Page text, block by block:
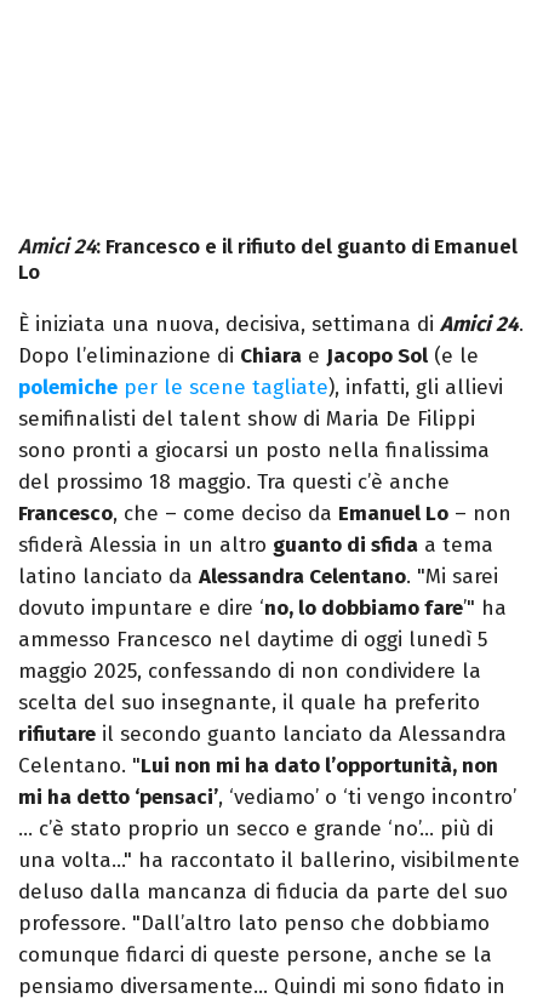
Amici 24: Francesco e il rifiuto del guanto di Emanuel
Lo
È iniziata una nuova, decisiva, settimana di Amici 24.
Dopo l’eliminazione di Chiara e Jacopo Sol (e le
polemiche per le scene tagliate), infatti, gli allievi
semifinalisti del talent show di Maria De Filippi
sono pronti a giocarsi un posto nella finalissima
del prossimo 18 maggio. Tra questi c’è anche
Francesco, che – come deciso da Emanuel Lo – non
sfiderà Alessia in un altro guanto di sfida a tema
latino lanciato da Alessandra Celentano. "Mi sarei
dovuto impuntare e dire ‘no, lo dobbiamo fare’" ha
ammesso Francesco nel daytime di oggi lunedì 5
maggio 2025, confessando di non condividere la
scelta del suo insegnante, il quale ha preferito
rifiutare il secondo guanto lanciato da Alessandra
Celentano. "Lui non mi ha dato l’opportunità, non
mi ha detto ‘pensaci’, ‘vediamo’ o ‘ti vengo incontro’
… c’è stato proprio un secco e grande ‘no’… più di
una volta…" ha raccontato il ballerino, visibilmente
deluso dalla mancanza di fiducia da parte del suo
professore. "Dall’altro lato penso che dobbiamo
comunque fidarci di queste persone, anche se la
pensiamo diversamente… Quindi mi sono fidato in